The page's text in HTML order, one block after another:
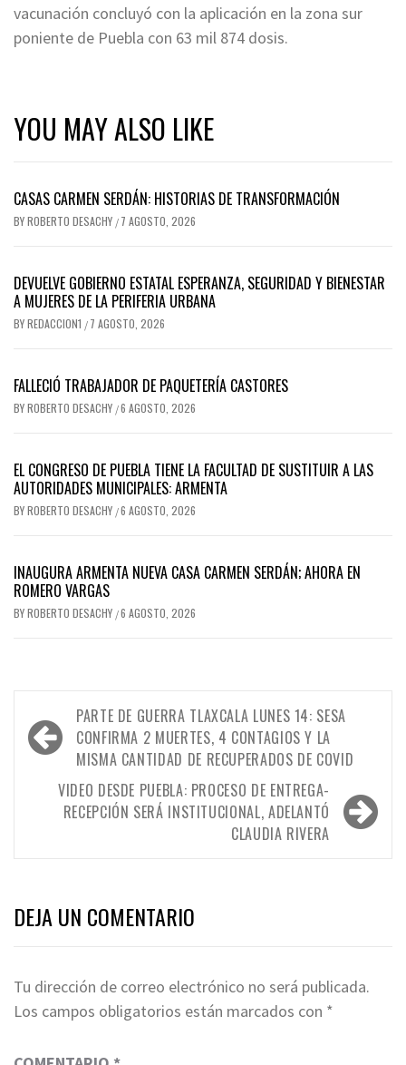
vacunación concluyó con la aplicación en la zona sur
poniente de Puebla con 63 mil 874 dosis.
YOU MAY ALSO LIKE
CASAS CARMEN SERDÁN: HISTORIAS DE TRANSFORMACIÓN
BYROBERTO DESACHY / 7 AGOSTO, 2026
DEVUELVE GOBIERNO ESTATAL ESPERANZA, SEGURIDAD Y BIENESTAR
A MUJERES DE LA PERIFERIA URBANA
BYREDACCION1 / 7 AGOSTO, 2026
FALLECIÓ TRABAJADOR DE PAQUETERÍA CASTORES
BYROBERTO DESACHY /6 AGOSTO, 2026
EL CONGRESO DE PUEBLA TIENE LA FACULTAD DE SUSTITUIR A LAS
AUTORIDADES MUNICIPALES: ARMENTA
BYROBERTO DESACHY /6 AGOSTO, 2026
INAUGURA ARMENTA NUEVA CASA CARMEN SERDÁN; AHORA EN
ROMERO VARGAS
BYROBERTO DESACHY /6 AGOSTO, 2026
Navegación
de
entradas
PARTE DE GUERRA TLAXCALA LUNES 14: SESA
CONFIRMA 2 MUERTES, 4 CONTAGIOS Y LA
MISMA CANTIDAD DE RECUPERADOS DE COVID
VIDEO DESDE PUEBLA: PROCESO DE ENTREGA-
RECEPCIÓN SERÁ INSTITUCIONAL, ADELANTÓ
CLAUDIA RIVERA
DEJA UN COMENTARIO
Tu dirección de correo electrónico no será publicada.
Los campos obligatorios están marcados con *